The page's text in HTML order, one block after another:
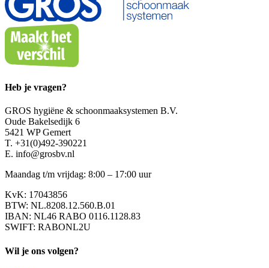
Heb je vragen?
GROS hygiëne & schoonmaaksystemen B.V.
Oude Bakelsedijk 6
5421 WP Gemert
T. +31(0)492-390221
E. info@grosbv.nl
Maandag t/m vrijdag: 8:00 – 17:00 uur
KvK: 17043856
BTW: NL.8208.12.560.B.01
IBAN: NL46 RABO 0116.1128.83
SWIFT: RABONL2U
Wil je ons volgen?